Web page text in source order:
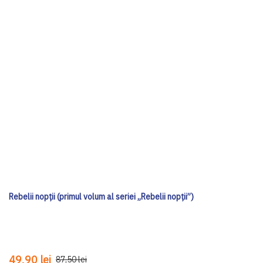
Rebelii nopții (primul volum al seriei „Rebelii nopții”)
49,90 lei 87,50 lei